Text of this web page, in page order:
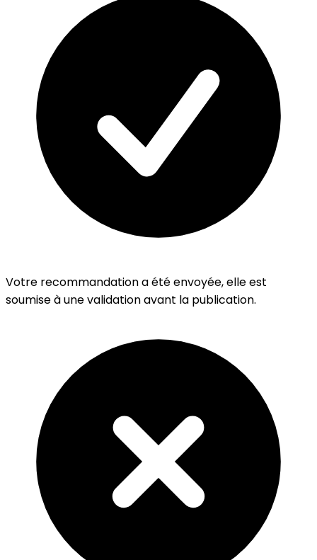
Votre recommandation a été envoyée, elle est
soumise à une validation avant la publication.